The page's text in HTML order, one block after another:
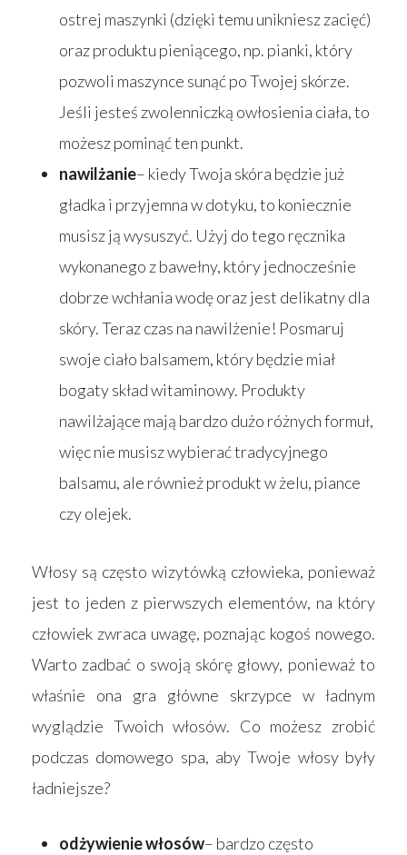
ostrej maszynki (dzięki temu unikniesz zacięć)
oraz produktu pieniącego, np. pianki, który
pozwoli maszynce sunąć po Twojej skórze.
Jeśli jesteś zwolenniczką owłosienia ciała, to
możesz pominąć ten punkt.
nawilżanie– kiedy Twoja skóra będzie już
gładka i przyjemna w dotyku, to koniecznie
musisz ją wysuszyć. Użyj do tego ręcznika
wykonanego z bawełny, który jednocześnie
dobrze wchłania wodę oraz jest delikatny dla
skóry. Teraz czas na nawilżenie! Posmaruj
swoje ciało balsamem, który będzie miał
bogaty skład witaminowy. Produkty
nawilżające mają bardzo dużo różnych formuł,
więc nie musisz wybierać tradycyjnego
balsamu, ale również produkt w żelu, piance
czy olejek.
Włosy są często wizytówką człowieka, ponieważ
jest to jeden z pierwszych elementów, na który
człowiek zwraca uwagę, poznając kogoś nowego.
Warto zadbać o swoją skórę głowy, ponieważ to
właśnie ona gra główne skrzypce w ładnym
wyglądzie Twoich włosów. Co możesz zrobić
podczas domowego spa, aby Twoje włosy były
ładniejsze?
odżywienie włosów– bardzo często